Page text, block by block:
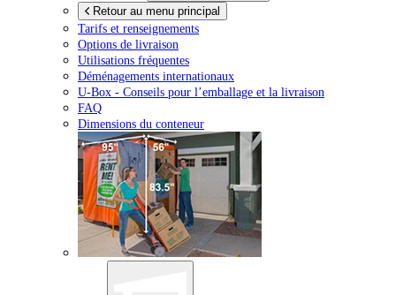
Retour au menu principal
Tarifs et renseignements
Options de livraison
Utilisations fréquentes
Déménagements internationaux
U-Box - Conseils pour l’emballage et la livraison
FAQ
Dimensions du conteneur